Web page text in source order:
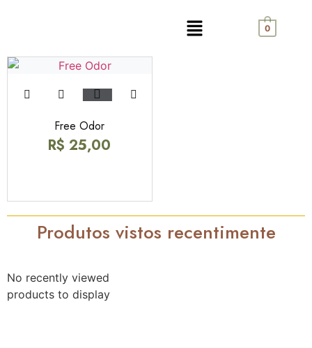
0
Free Odor
R$ 25,00
Produtos vistos recentimente
No recently viewed
products to display